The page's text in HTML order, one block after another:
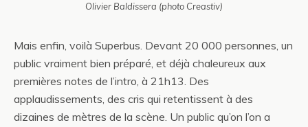
Olivier Baldissera (photo Creastiv)
Mais enfin, voilà Superbus. Devant 20 000 personnes, un
public vraiment bien préparé, et déjà chaleureux aux
premières notes de l’intro, à 21h13. Des
applaudissements, des cris qui retentissent à des
dizaines de mètres de la scène. Un public qu’on l’on a